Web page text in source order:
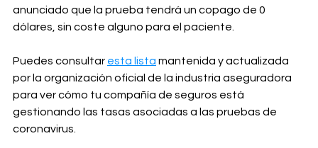
anunciado que la prueba tendrá un copago de 0
dólares, sin coste alguno para el paciente.
Puedes consultar esta lista mantenida y actualizada
por la organización oficial de la industria aseguradora
para ver cómo tu compañía de seguros está
gestionando las tasas asociadas a las pruebas de
coronavirus.